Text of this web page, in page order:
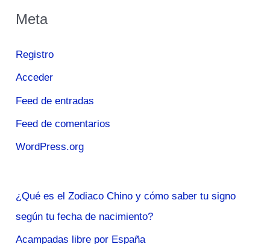
Meta
Registro
Acceder
Feed de entradas
Feed de comentarios
WordPress.org
¿Qué es el Zodiaco Chino y cómo saber tu signo
según tu fecha de nacimiento?
Acampadas libre por España